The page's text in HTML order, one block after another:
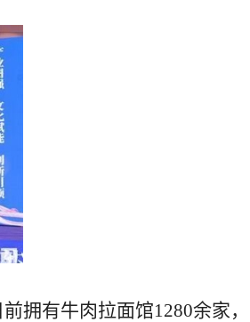
拥有牛肉拉面馆1280余家，